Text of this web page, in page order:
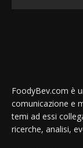
FoodyBev.com è
comunicazione e
temi ad essi
ricerche, analisi,